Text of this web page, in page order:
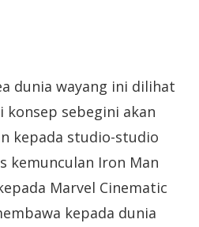
dunia wayang ini dilihat
sebegini akan
kepada studio-studio
kemunculan Iron Man
Marvel Cinematic
kepada dunia